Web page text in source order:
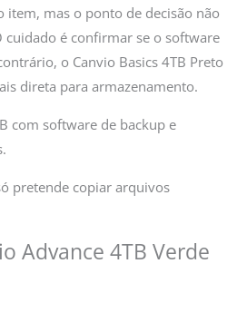
item, mas o ponto de decisão não
cuidado é confirmar se o software
o Canvio Basics 4TB Preto
direta para armazenamento.
com software de backup e
pretende copiar arquivos
Advance 4TB Verde